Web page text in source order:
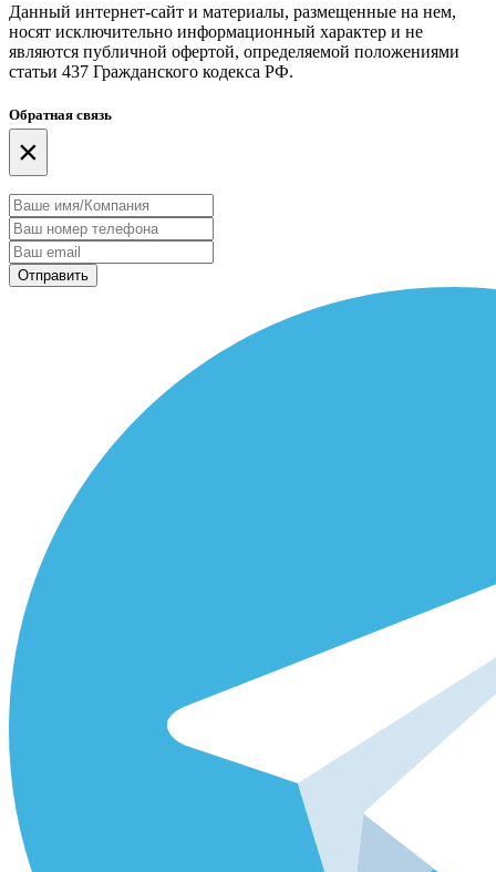
Данный интернет-сайт и материалы, размещенные на нем,
носят исключительно информационный характер и не
являются публичной офертой, определяемой положениями
статьи 437 Гражданского кодекса РФ.
Обратная связь
×
Отправить